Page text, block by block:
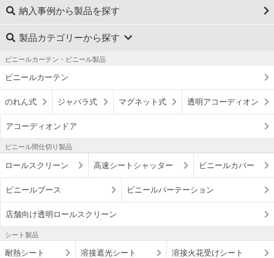
納入事例から製品を探す
製品カテゴリーから探す
ビニールカーテン・ビニール製品
ビニールカーテン
のれん式 ジャバラ式 マグネット式 透明アコーディオン
アコーディオンドア
ビニール間仕切り製品
ロールスクリーン 高速シートシャッター ビニールカバー
ビニールブース ビニールパーテーション
店舗向け透明ロールスクリーン
シート製品
耐熱シート 溶接遮光シート 溶接火花受けシート